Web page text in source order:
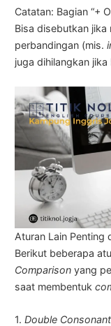
Catatan: Bagian “+
Bisa disebutkan jika
perbandingan (mis.
juga dihilangkan
Aturan Lain Penting
Berikut beberapa
Comparison yang
saat membentuk
1.Double